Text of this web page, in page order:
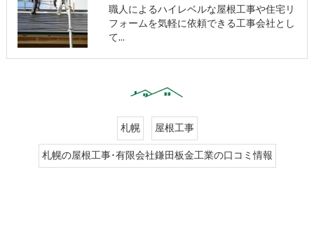
職人によるハイレベルな屋根工事や住宅リ
フォームを気軽に依頼できる工事会社とし
て…
札幌
屋根工事
札幌の屋根工事･有限会社鎌田板金工業の口コミ情報